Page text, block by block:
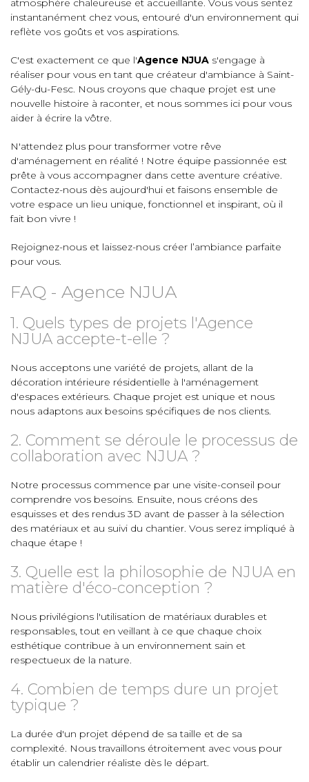
atmosphère chaleureuse et accueillante. Vous vous sentez
instantanément chez vous, entouré d'un environnement qui
reflète vos goûts et vos aspirations.
C'est exactement ce que l'Agence NJUA s'engage à
réaliser pour vous en tant que créateur d'ambiance à Saint-
Gély-du-Fesc. Nous croyons que chaque projet est une
nouvelle histoire à raconter, et nous sommes ici pour vous
aider à écrire la vôtre.
N'attendez plus pour transformer votre rêve
d'aménagement en réalité ! Notre équipe passionnée est
prête à vous accompagner dans cette aventure créative.
Contactez-nous dès aujourd'hui et faisons ensemble de
votre espace un lieu unique, fonctionnel et inspirant, où il
fait bon vivre !
Rejoignez-nous et laissez-nous créer l’ambiance parfaite
pour vous.
FAQ - Agence NJUA
1. Quels types de projets l'Agence
NJUA accepte-t-elle ?
Nous acceptons une variété de projets, allant de la
décoration intérieure résidentielle à l'aménagement
d'espaces extérieurs. Chaque projet est unique et nous
nous adaptons aux besoins spécifiques de nos clients.
2. Comment se déroule le processus de
collaboration avec NJUA ?
Notre processus commence par une visite-conseil pour
comprendre vos besoins. Ensuite, nous créons des
esquisses et des rendus 3D avant de passer à la sélection
des matériaux et au suivi du chantier. Vous serez impliqué à
chaque étape !
3. Quelle est la philosophie de NJUA en
matière d'éco-conception ?
Nous privilégions l'utilisation de matériaux durables et
responsables, tout en veillant à ce que chaque choix
esthétique contribue à un environnement sain et
respectueux de la nature.
4. Combien de temps dure un projet
typique ?
La durée d'un projet dépend de sa taille et de sa
complexité. Nous travaillons étroitement avec vous pour
établir un calendrier réaliste dès le départ.